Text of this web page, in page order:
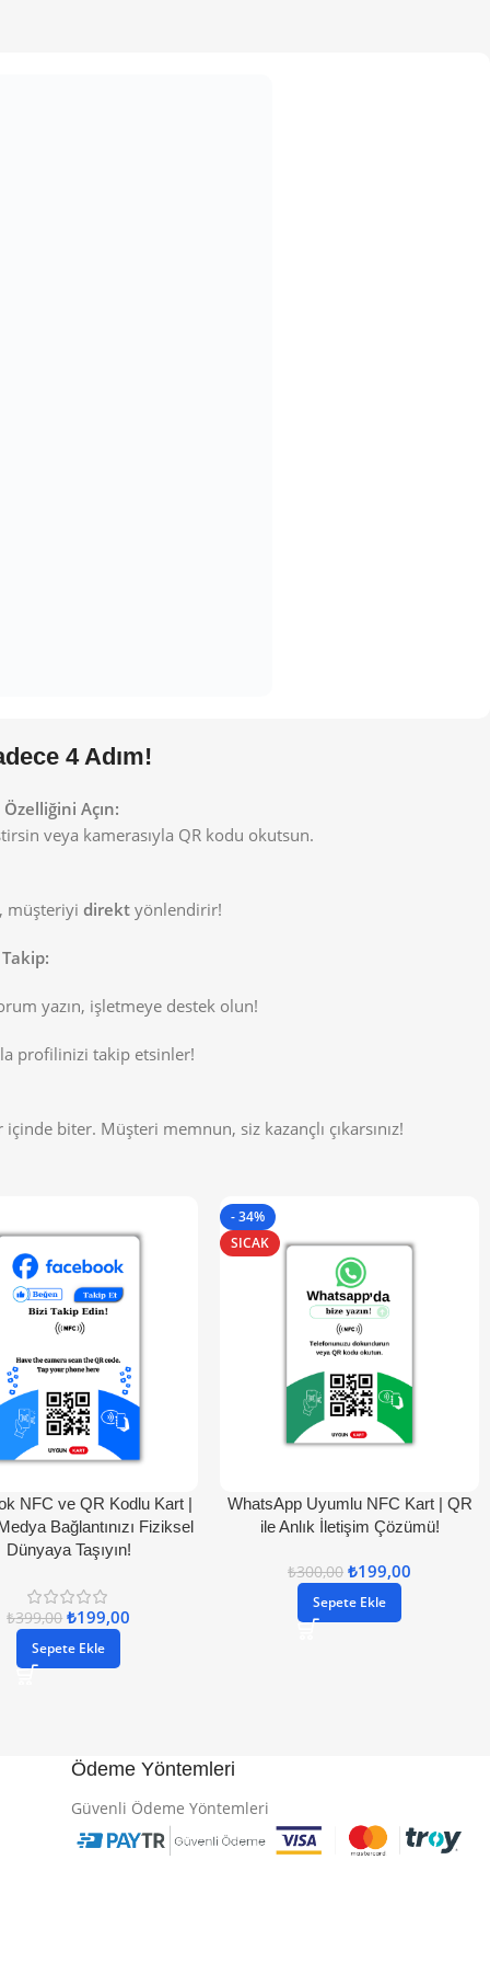
4 Adım!
Açın:
veya kamerasıyla QR kodu okutsun.
müşteriyi direkt yönlendirir!
yazın, işletmeye destek olun!
profilinizi takip etsinler!
biter. Müşteri memnun, siz kazançlı çıkarsınız!
NFC ve QR Kodlu Kart |
Bağlantınızı Fiziksel
Dünyaya Taşıyın!
₺399,00 ₺199,00
Sepete Ekle
- 34%
SICAK
WhatsApp Uyumlu NFC Kart | QR
ile Anlık İletişim Çözümü!
₺300,00 ₺199,00
Sepete Ekle
Ödeme Yöntemleri
Güvenli Ödeme Yöntemleri